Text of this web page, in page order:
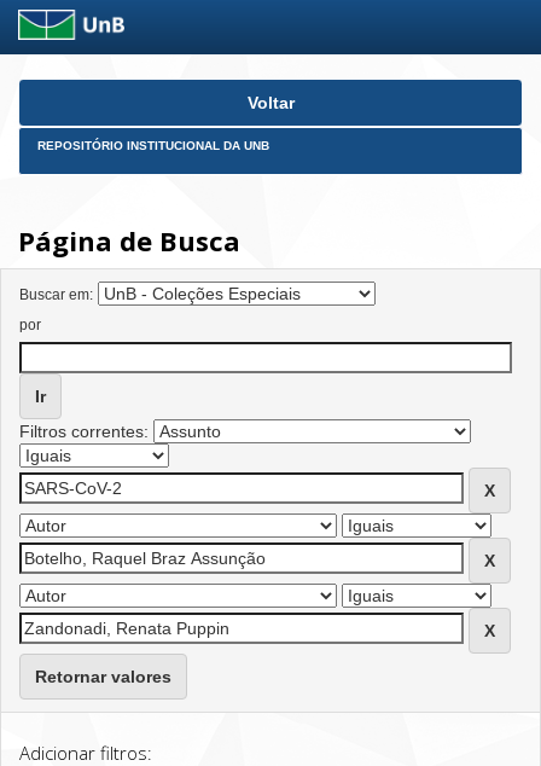
Skip
Voltar
REPOSITÓRIO INSTITUCIONAL DA UNB
Página de Busca
Buscar em:
por
Filtros correntes:
Retornar valores
Adicionar filtros: